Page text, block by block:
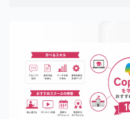
• 受講生の口コミや実績
• Microsoft 365製品との
する
4.【口コミ付き】Copilot